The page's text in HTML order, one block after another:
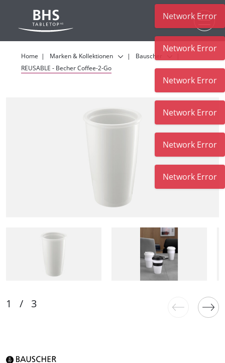
Home Marken & Kollektionen
Bauscher
REUSABLE - Becher Coffee-2-Go
Network Error
Network Error
Network Error
Network Error
Network Error
Network Error